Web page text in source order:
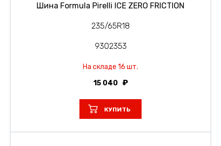
Шина Formula Pirelli ICE ZERO FRICTION
235/65R18
9302353
На складе 16 шт.
15 040
КУПИТЬ